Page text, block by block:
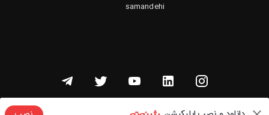
تمامی حقوق این وبسایت متعلق به شنوتو است